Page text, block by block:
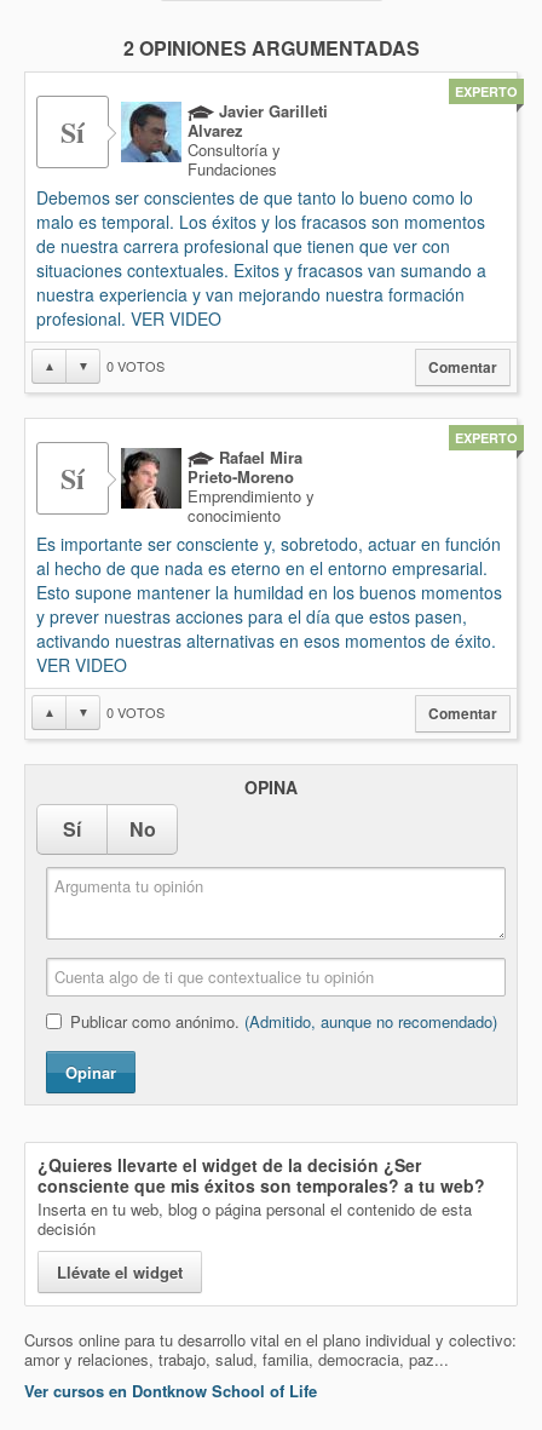
2 OPINIONES ARGUMENTADAS
Sí
Javier Garilleti
Alvarez
Consultoría y
Fundaciones
Debemos ser conscientes de que tanto lo bueno como lo
malo es temporal. Los éxitos y los fracasos son momentos
de nuestra carrera profesional que tienen que ver con
situaciones contextuales. Exitos y fracasos van sumando a
nuestra experiencia y van mejorando nuestra formación
profesional. VER VIDEO
EXPERTO
▲ ▼ 0VOTOS Comentar
Sí
Rafael Mira
Prieto-Moreno
Emprendimiento y
conocimiento
Es importante ser consciente y, sobretodo, actuar en función
al hecho de que nada es eterno en el entorno empresarial.
Esto supone mantener la humildad en los buenos momentos
y prever nuestras acciones para el día que estos pasen,
activando nuestras alternativas en esos momentos de éxito.
VER VIDEO
EXPERTO
▲ ▼ 0VOTOS Comentar
OPINA
Sí No
Publicar como anónimo. (Admitido, aunque no recomendado)
Opinar
¿Quieres llevarte el widget de la decisión ¿Ser
consciente que mis éxitos son temporales? a tu web?
Inserta en tu web, blog o página personal el contenido de esta
decisión
Llévate el widget
Cursos online para tu desarrollo vital en el plano individual y colectivo:
amor y relaciones, trabajo, salud, familia, democracia, paz...
Ver cursos en Dontknow School of Life